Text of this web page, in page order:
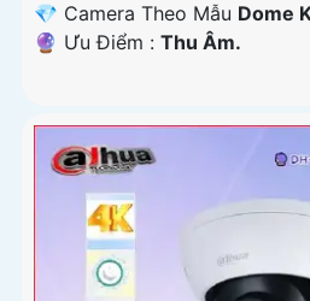
💎 Camera Theo Mẫu Dome
️🔮 Ưu Điểm : Thu Âm.